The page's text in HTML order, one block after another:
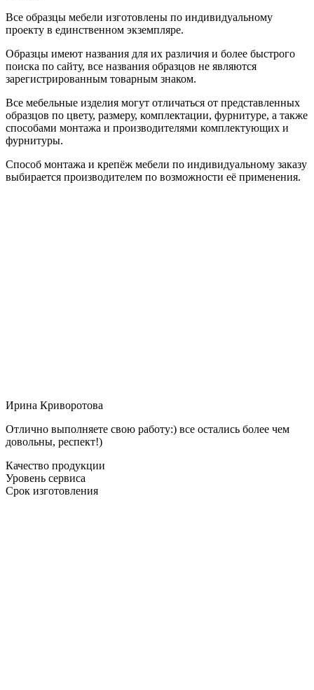
Все образцы мебели изготовлены по индивидуальному
проекту в единственном экземпляре.
Образцы имеют названия для их различия и более быстрого
поиска по сайту, все названия образцов не являются
зарегистрированным товарным знаком.
Все мебельные изделия могут отличаться от представленных
образцов по цвету, размеру, комплектации, фурнитуре, а также
способами монтажа и производителями комплектующих и
фурнитуры.
Способ монтажа и крепёж мебели по индивидуальному заказу
выбирается производителем по возможности её применения.
Ирина Криворотова
Отлично выполняете свою работу:) все остались более чем
довольны, респект!)
Качество продукции
Уровень сервиса
Срок изготовления